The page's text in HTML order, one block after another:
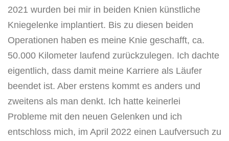
2021 wurden bei mir in beiden Knien künstliche
Kniegelenke implantiert. Bis zu diesen beiden
Operationen haben es meine Knie geschafft, ca.
50.000 Kilometer laufend zurückzulegen. Ich dachte
eigentlich, dass damit meine Karriere als Läufer
beendet ist. Aber erstens kommt es anders und
zweitens als man denkt. Ich hatte keinerlei
Probleme mit den neuen Gelenken und ich
entschloss mich, im April 2022 einen Laufversuch zu